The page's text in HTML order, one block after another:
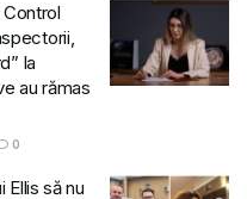
la
au rămas
0
Ellis să nu